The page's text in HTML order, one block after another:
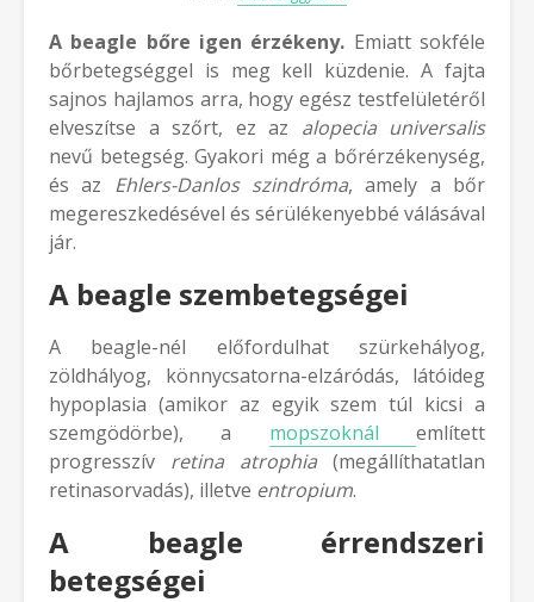
A beagle bőre igen érzékeny. Emiatt sokféle
bőrbetegséggel is meg kell küzdenie. A fajta
sajnos hajlamos arra, hogy egész testfelületéről
elveszítse a szőrt, ez az alopecia universalis
nevű betegség. Gyakori még a bőrérzékenység,
és az Ehlers-Danlos szindróma, amely a bőr
megereszkedésével és sérülékenyebbé válásával
jár.
A beagle szembetegségei
A beagle-nél előfordulhat szürkehályog,
zöldhályog, könnycsatorna-elzáródás, látóideg
hypoplasia (amikor az egyik szem túl kicsi a
szemgödörbe), a mopszoknálemlített
progresszív retina atrophia (megállíthatatlan
retinasorvadás), illetve entropium.
A beagle érrendszeri
betegségei